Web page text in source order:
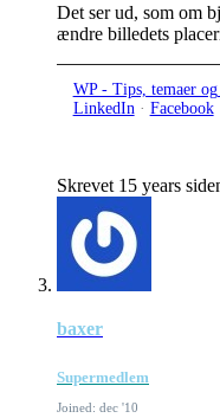
Det ser ud, som om
ændre billedets
WP - Tips, temaer
LinkedIn· Facebook
Skrevet 15 years
baxer
Supermedlem
Joined: dec '10